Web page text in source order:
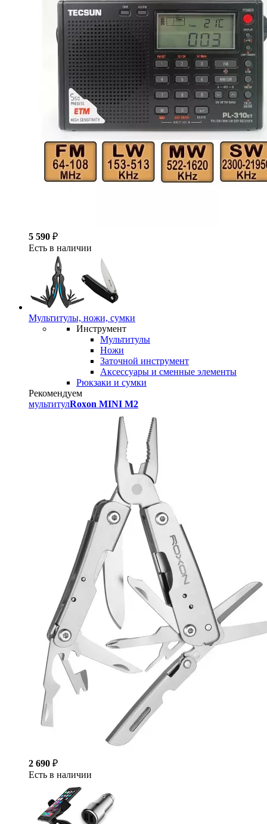
5 590 ₽
Есть в наличии
Мультитулы, ножи, сумки
Инструмент
Мультитулы
Ножи
Заточной инструмент
Аксессуары и сменные элементы
Рюкзаки и сумки
Рекомендуем
мультитулRoxon MINI M2
2 690 ₽
Есть в наличии